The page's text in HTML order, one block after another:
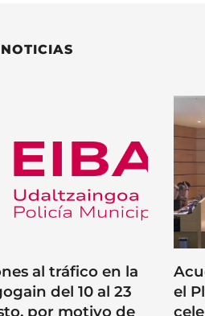
al tráfico en la
del 10 al 23
por motivo de
el